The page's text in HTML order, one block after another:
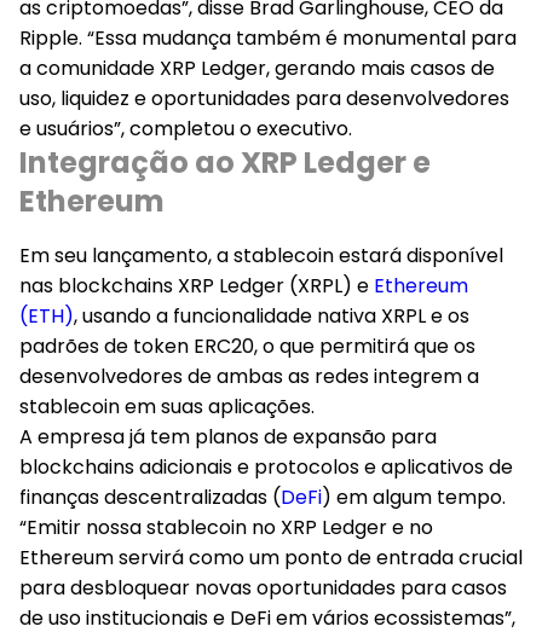
as criptomoedas”, disse Brad Garlinghouse, CEO da
Ripple. “Essa mudança também é monumental para
a comunidade XRP Ledger, gerando mais casos de
uso, liquidez e oportunidades para desenvolvedores
e usuários”, completou o executivo.
Integração ao XRP Ledger e
Ethereum
Em seu lançamento, a stablecoin estará disponível
nas blockchains XRP Ledger (XRPL) e Ethereum
(ETH), usando a funcionalidade nativa XRPL e os
padrões de token ERC20, o que permitirá que os
desenvolvedores de ambas as redes integrem a
stablecoin em suas aplicações.
A empresa já tem planos de expansão para
blockchains adicionais e protocolos e aplicativos de
finanças descentralizadas (DeFi) em algum tempo.
“Emitir nossa stablecoin no XRP Ledger e no
Ethereum servirá como um ponto de entrada crucial
para desbloquear novas oportunidades para casos
de uso institucionais e DeFi em vários ecossistemas”,